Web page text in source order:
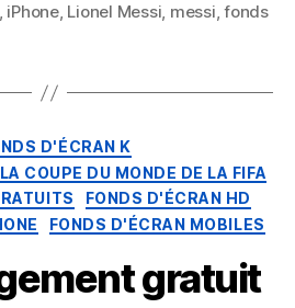
iPhone, Lionel Messi, messi,fonds
Catégories
D'ÉCRAN K
COUPE DU MONDE DE LA FIFA
FONDS D'ÉCRAN HD
FONDS D'ÉCRAN MOBILES
gratuit